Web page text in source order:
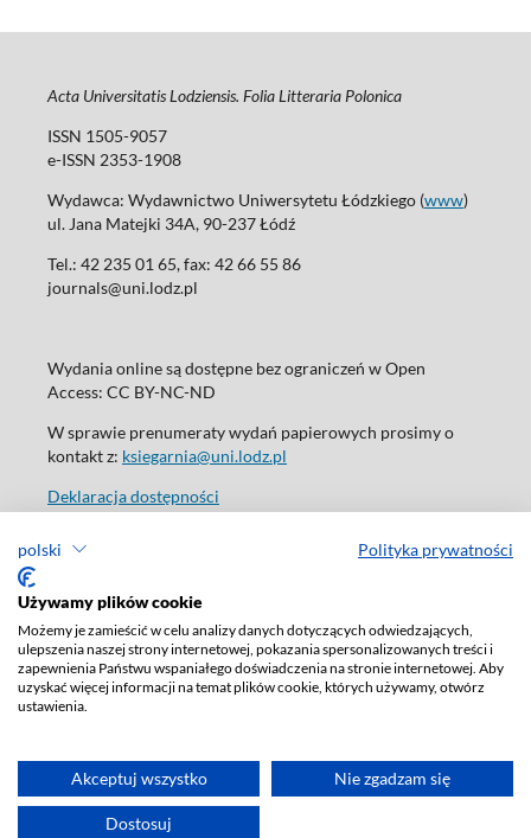
polski Polityka prywatności
Używamy plików cookie
Możemy je zamieścić w celu analizy danych dotyczących odwiedzających,
ulepszenia naszej strony internetowej, pokazania spersonalizowanych treści i
zapewnienia Państwu wspaniałego doświadczenia na stronie internetowej. Aby
uzyskać więcej informacji na temat plików cookie, których używamy, otwórz
ustawienia.
Akceptuj wszystko Nie zgadzam się
Dostosuj
Acta Universitatis Lodziensis. Folia Litteraria Polonica
ISSN 1505-9057
e-ISSN 2353-1908
Wydawca: Wydawnictwo Uniwersytetu Łódzkiego (www)
ul. Jana Matejki 34A, 90-237 Łódź
Tel.: 42 235 01 65, fax: 42 66 55 86
journals@uni.lodz.pl
Wydania online są dostępne bez ograniczeń w Open
Access: CC BY-NC-ND
W sprawie prenumeraty wydań papierowych prosimy o
kontakt z: ksiegarnia@uni.lodz.pl
Deklaracja dostępności